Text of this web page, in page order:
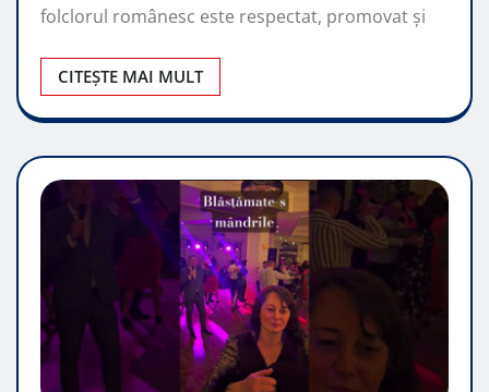
folclorul românesc este respectat, promovat şi
CITEȘTE MAI MULT